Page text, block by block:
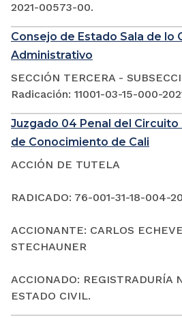
2021-00573-00.
Consejo de Estado Sala de lo
Administrativo
SECCIÓN TERCERA -
Radicación: 11001-03-15-000-
Juzgado 04 Penal del Circuito
de Conocimiento de Cali
ACCIÓN DE TUTELA
RADICADO: 76-001-31-18-004-
ACCIONANTE: CARLOS
STECHAUNER
ACCIONADO: REGISTRADURÍA
ESTADO CIVIL.